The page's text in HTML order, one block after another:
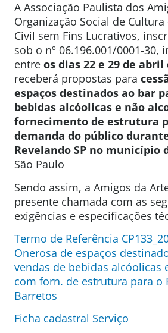
A Associação Paulista dos
Organização Social de Cultura
Civil sem Fins Lucrativos,
sob o nº 06.196.001/0001-30,
entre os dias 22 e 29 de abril
receberá propostas para
espaços destinados ao bar
bebidas alcóolicas e não
fornecimento de estrutura
demanda do público
Revelando SP no município
São Paulo
Sendo assim, a Amigos da
presente chamada com as
exigências e especificações
Termo de Referência
Onerosa de espaços
vendas de bebidas alcóolicas
com forn. de estrutura para o
Barretos
Ficha cadastral Serviço